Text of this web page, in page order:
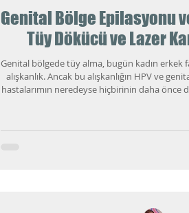
Genital Bölge Epilasyonu
Tüy Dökücü ve Lazer
Genital bölgede tüy alma, bugün kadın erkek
alışkanlık. Ancak bu alışkanlığın HPV ve
hastalarımın neredeyse hiçbirinin daha önce